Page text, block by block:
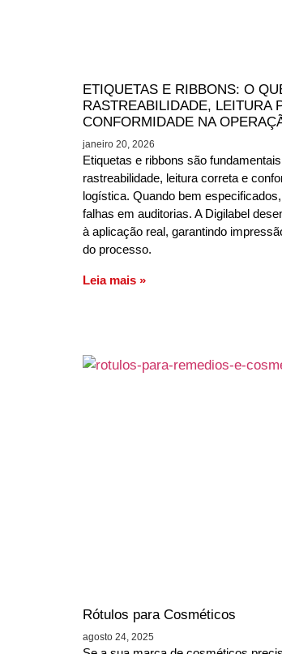
ETIQUETAS E RIBBONS: O
RASTREABILIDADE, LEITURA
CONFORMIDADE NA
janeiro 20, 2026
Etiquetas e ribbons são
rastreabilidade, leitura correta e
logística. Quando bem
falhas em auditorias. A Digilabel
à aplicação real, garantindo
do processo.
Leia mais »
Rótulos para Cosméticos
agosto 24, 2025